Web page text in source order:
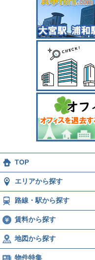
TOP
エリアから探す
路線・駅から探す
賃料から探す
地図から探す
物件特集